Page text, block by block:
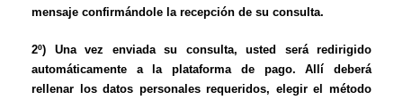
mensaje confirmándole la recepción de su consulta.
2º) Una vez enviada su consulta, usted será redirigido
automáticamente a la plataforma de pago. Allí deberá
rellenar los datos personales requeridos, elegir el método